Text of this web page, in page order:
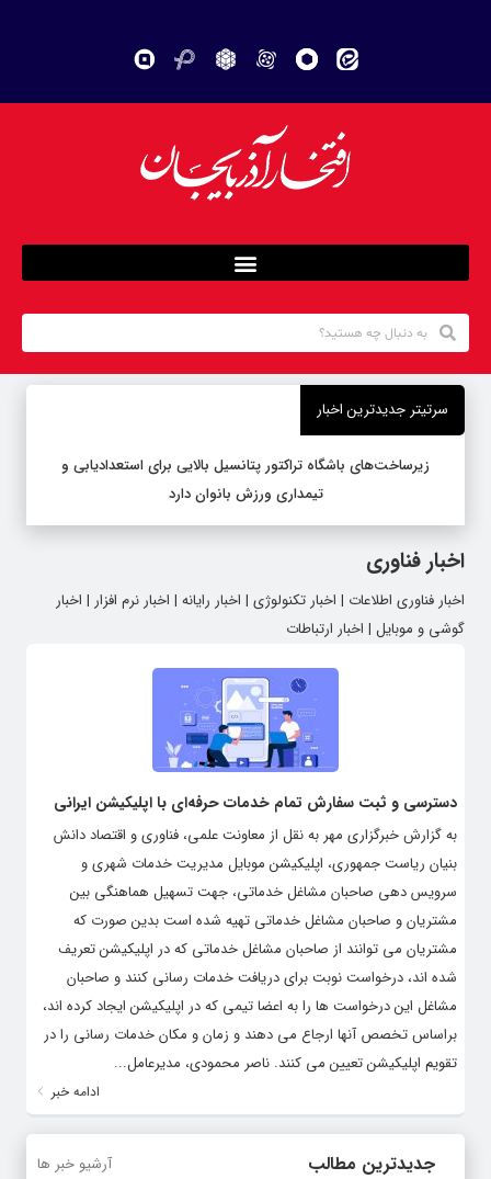
سرتیتر جدیدترین اخبار
زیرساخت‌های باشگاه تراکتور پتانسیل بالایی برای استعدادیابی و
تیمداری ورزش بانوان دارد
اخبار فناوری
اخبار فناوری اطلاعات | اخبار تکنولوژی | اخبار رایانه | اخبار نرم افزار | اخبار
گوشی و موبایل | اخبار ارتباطات
دسترسی و ثبت سفارش تمام خدمات حرفه‌ای با اپلیکیشن ایرانی
به گزارش خبرگزاری مهر به نقل از معاونت علمی، فناوری و اقتصاد دانش
بنیان ریاست جمهوری، اپلیکیشن موبایل مدیریت خدمات شهری و
سرویس دهی صاحبان مشاغل خدماتی، جهت تسهیل هماهنگی بین
مشتریان و صاحبان مشاغل خدماتی تهیه شده است بدین صورت که
مشتریان می توانند از صاحبان مشاغل خدماتی که در اپلیکیشن تعریف
شده اند، درخواست نوبت برای دریافت خدمات رسانی کنند و صاحبان
مشاغل این درخواست ها را به اعضا تیمی که در اپلیکیشن ایجاد کرده اند،
براساس تخصص آنها ارجاع می دهند و زمان و مکان خدمات رسانی را در
تقویم اپلیکیشن تعیین می کنند. ناصر محمودی، مدیرعامل...
ادامه خبر
جدیدترین مطالب آرشیو خبر ها